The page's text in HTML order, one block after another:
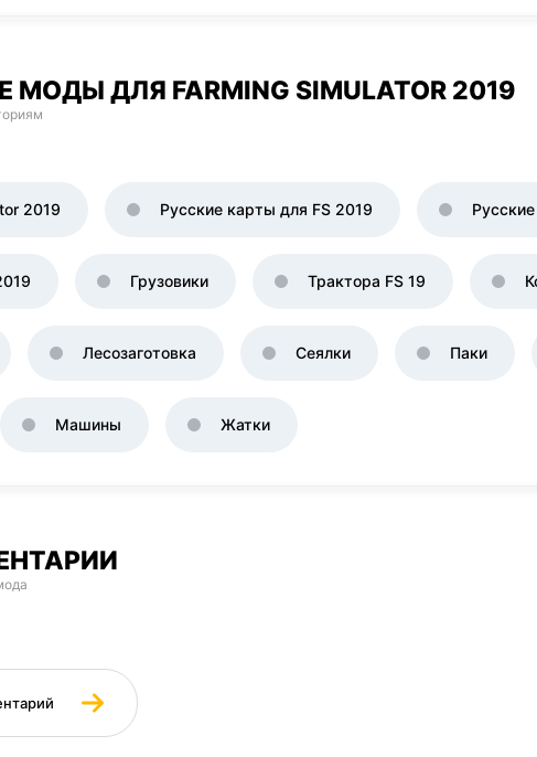
МОДЫ ДЛЯ FARMING SIMULATOR 2019
2019 Русские карты для FS 2019
Грузовики Трактора FS 19
Лесозаготовка Сеялки Паки
Машины Жатки